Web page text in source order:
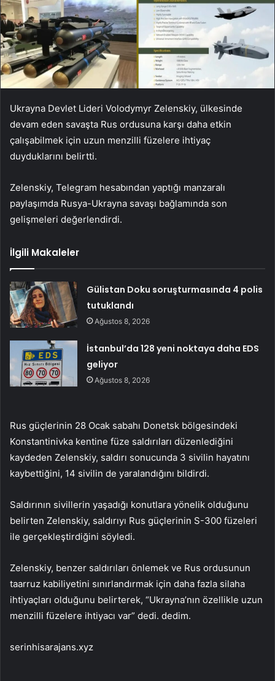
Ukrayna Devlet Lideri Volodymyr Zelenskiy, ülkesinde
devam eden savaşta Rus ordusuna karşı daha etkin
çalışabilmek için uzun menzilli füzelere ihtiyaç
duyduklarını belirtti.
Zelenskiy, Telegram hesabından yaptığı manzaralı
paylaşımda Rusya-Ukrayna savaşı bağlamında son
gelişmeleri değerlendirdi.
İlgili Makaleler
Gülistan Doku soruşturmasında 4 polis
tutuklandı
Ağustos 8, 2026
İstanbul’da 128 yeni noktaya daha EDS
geliyor
Ağustos 8, 2026
Rus güçlerinin 28 Ocak sabahı Donetsk bölgesindeki
Konstantinivka kentine füze saldırıları düzenlediğini
kaydeden Zelenskiy, saldırı sonucunda 3 sivilin hayatını
kaybettiğini, 14 sivilin de yaralandığını bildirdi.
Saldırının sivillerin yaşadığı konutlara yönelik olduğunu
belirten Zelenskiy, saldırıyı Rus güçlerinin S-300 füzeleri
ile gerçekleştirdiğini söyledi.
Zelenskiy, benzer saldırıları önlemek ve Rus ordusunun
taarruz kabiliyetini sınırlandırmak için daha fazla silaha
ihtiyaçları olduğunu belirterek, “Ukrayna’nın özellikle uzun
menzilli füzelere ihtiyacı var” dedi. dedim.
serinhisarajans.xyz